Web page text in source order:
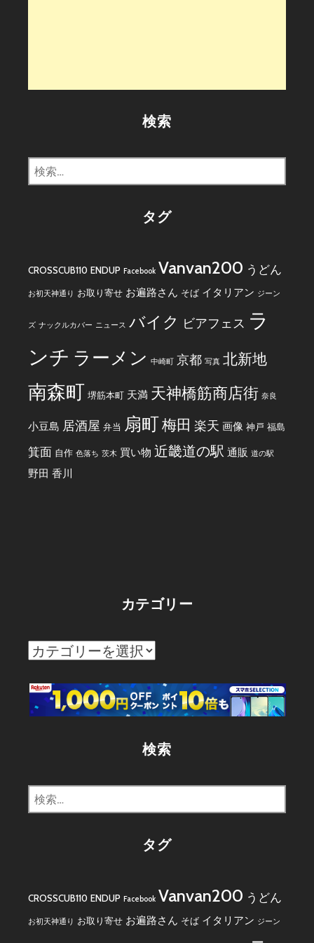
検索
検
索:
タグ
CROSSCUB110 ENDUP Facebook Vanvan200 うどん
お初天神通り お取り寄せ お遍路さん そば イタリアン ジーン
ズ ナックルカバー ニュース バイク ビアフェス ラ
ンチ ラーメン 中崎町 京都 写真 北新地
南森町 堺筋本町 天満 天神橋筋商店街 奈良
小豆島 居酒屋 弁当 扇町梅田 楽天 画像 神戸 福島
箕面 自作 色落ち 茨木 買い物 近畿道の駅 通販 道の駅
野田 香川
カテゴリー
カ
ゴ
リ
検索
検
索:
タグ
CROSSCUB110 ENDUP Facebook Vanvan200 うどん
お初天神通り お取り寄せ お遍路さん そば イタリアン ジーン